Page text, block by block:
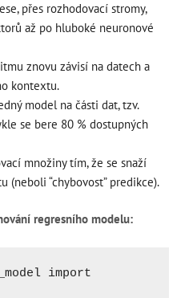
přes rozhodovací stromy,
až po hluboké neuronové
znovu závisí na datech a
kontextu.
model na části dat, tzv.
se bere 80 % dostupných
množiny tím, že se snaží
(neboli “chybovost” predikce).
regresního modelu:
import